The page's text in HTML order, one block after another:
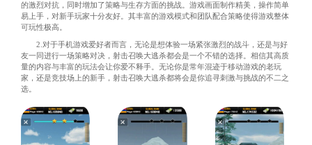
的激烈对抗，同时增加了策略与生存方面的挑战。游戏画面制作精美，操作简单
易上手，对新手玩家十分友好。其丰富的游戏模式和团队配合策略使得游戏整体
可玩性极高。
2.对于手机游戏爱好者而言，无论是想体验一场紧张激烈的战斗，还是与好
友一同进行一场策略对决，射击召唤大逃杀都会是一个不错的选择。相信其高质
量的内容与丰富的玩法会让你爱不释手。无论你是常年混迹于移动游戏的老玩
家，还是竞技场上的新手，射击召唤大逃杀都将会是你追寻刺激与挑战的不二之
选。